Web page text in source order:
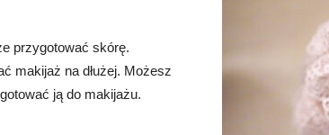
przygotować skórę.
makijaż na dłużej. Możesz
ją do makijażu.